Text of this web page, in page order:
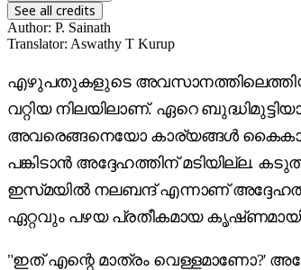
See all credits
Author: P. Sainath
Translator: Aswathy T Kurup
എഴുപതുകളുടെ അവസാനത്തിലെത്തിയ
വറ്റിയ നിലയിലാണ്. ഏറെ
അവരെങ്ങനെയോ കാര്യങ്ങൾ
പങ്കിടാൻ അദ്ദേഹത്തിന് മടിയില്ല.
ഇസ്‌മയിൽ നലബന്ദ് എന്നാണ്
ഏറ്റവും പഴയ പ്രതീകമായ
"ഇത്‌ എന്റെ മാത്രം വെള്ളമാണോ?'